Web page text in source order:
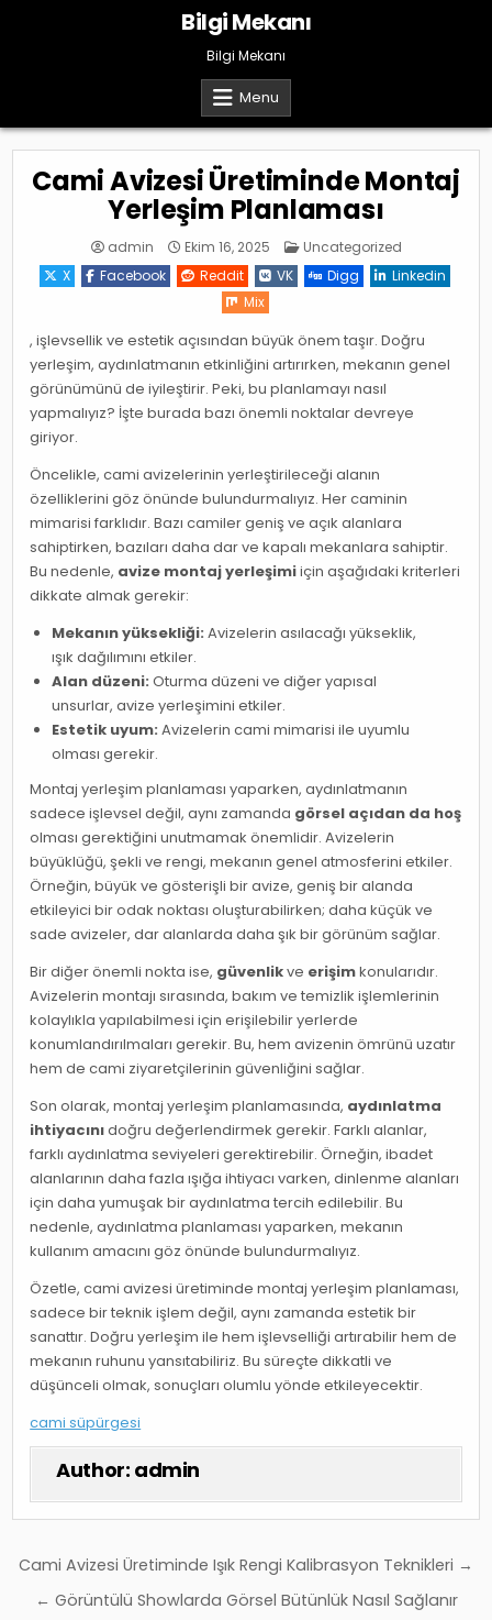
Bilgi Mekanı
Bilgi Mekanı
Menu
Cami Avizesi Üretiminde Montaj
Yerleşim Planlaması
admin Ekim 16, 2025 Posted
Uncategorized
X
Facebook Reddit VK Digg
Linkedin
Mix
, işlevsellik ve estetik açısından büyük önem taşır. Doğru
yerleşim, aydınlatmanın etkinliğini artırırken, mekanın genel
görünümünü de iyileştirir. Peki, bu planlamayı nasıl
yapmalıyız? İşte burada bazı önemli noktalar devreye
giriyor.
Öncelikle, cami avizelerinin yerleştirileceği alanın
özelliklerini göz önünde bulundurmalıyız. Her caminin
mimarisi farklıdır. Bazı camiler geniş ve açık alanlara
sahiptirken, bazıları daha dar ve kapalı mekanlara sahiptir.
Bu nedenle, avize montaj yerleşimiiçin aşağıdaki kriterleri
dikkate almak gerekir:
Mekanın yüksekliği: Avizelerin asılacağı yükseklik,
ışık dağılımını etkiler.
Alan düzeni: Oturma düzeni ve diğer yapısal
unsurlar, avize yerleşimini etkiler.
Estetik uyum: Avizelerin cami mimarisi ile uyumlu
olması gerekir.
Montaj yerleşim planlaması yaparken, aydınlatmanın
sadece işlevsel değil, aynı zamanda görsel açıdan da hoş
olması gerektiğini unutmamak önemlidir. Avizelerin
büyüklüğü, şekli ve rengi, mekanın genel atmosferini etkiler.
Örneğin, büyük ve gösterişli bir avize, geniş bir alanda
etkileyici bir odak noktası oluşturabilirken; daha küçük ve
sade avizeler, dar alanlarda daha şık bir görünüm sağlar.
Bir diğer önemli nokta ise, güvenlikve erişimkonularıdır.
Avizelerin montajı sırasında, bakım ve temizlik işlemlerinin
kolaylıkla yapılabilmesi için erişilebilir yerlerde
konumlandırılmaları gerekir. Bu, hem avizenin ömrünü uzatır
hem de cami ziyaretçilerinin güvenliğini sağlar.
Son olarak, montaj yerleşim planlamasında, aydınlatma
ihtiyacınıdoğru değerlendirmek gerekir. Farklı alanlar,
farklı aydınlatma seviyeleri gerektirebilir. Örneğin, ibadet
alanlarının daha fazla ışığa ihtiyacı varken, dinlenme alanları
için daha yumuşak bir aydınlatma tercih edilebilir. Bu
nedenle, aydınlatma planlaması yaparken, mekanın
kullanım amacını göz önünde bulundurmalıyız.
Özetle, cami avizesi üretiminde montaj yerleşim planlaması,
sadece bir teknik işlem değil, aynı zamanda estetik bir
sanattır. Doğru yerleşim ile hem işlevselliği artırabilir hem de
mekanın ruhunu yansıtabiliriz. Bu süreçte dikkatli ve
düşünceli olmak, sonuçları olumlu yönde etkileyecektir.
cami süpürgesi
Author: admin
Yazı
gezinmesi
Cami Avizesi Üretiminde Işık Rengi Kalibrasyon Teknikleri →
← Görüntülü Showlarda Görsel Bütünlük Nasıl Sağlanır